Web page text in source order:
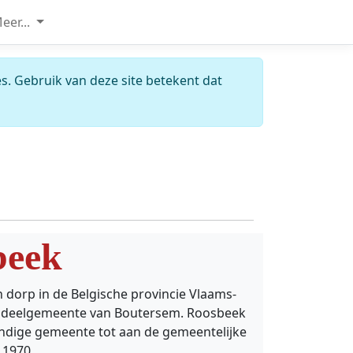
Gebruik van deze site betekent dat
dorp in de Belgische provincie Vlaams-
van Boutersem. Roosbeek
gemeente tot aan de gemeentelijke